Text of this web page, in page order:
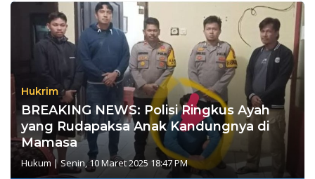
Hukrim
BREAKING NEWS: Polisi Ringkus Ayah
yang Rudapaksa Anak Kandungnya di
Mamasa
Hukum | Senin, 10 Maret 2025 18:47 PM